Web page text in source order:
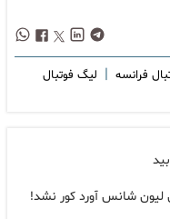
فرانسه | لیگ فوتبال
لیون شانس آورد کور نشد!